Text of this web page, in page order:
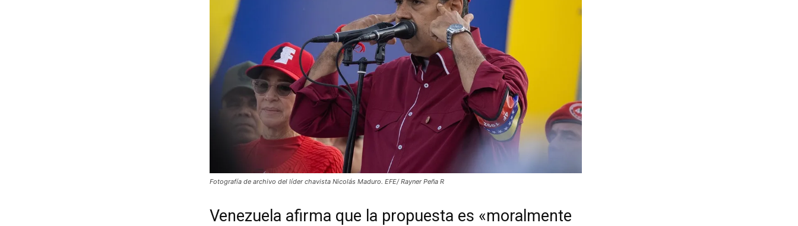
Fotografía de archivo del líder chavista Nicolás Maduro. EFE/ Rayner Peña R
Venezuela afirma que la propuesta es «moralmente